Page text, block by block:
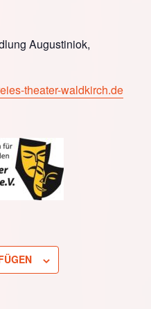
Augustiniok,
theater-waldkirch.de